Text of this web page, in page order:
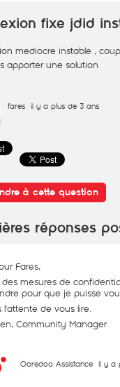
fixe jdid
mediocre instable ,
apporter une solution
fares il y a plus de 3 ans
à cette question
réponses
Fares,
des mesures de
pour que je puisse
l'attente de vous lire.
Community Manager
Ooredoo Assistance il y a